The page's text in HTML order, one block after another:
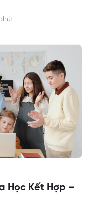
Học Kết Hợp –